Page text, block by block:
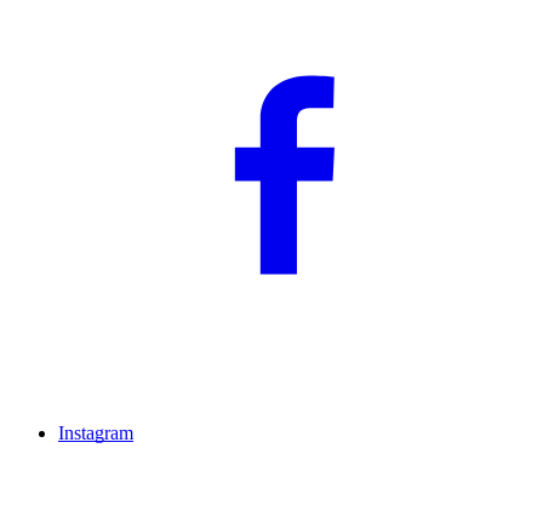
Instagram